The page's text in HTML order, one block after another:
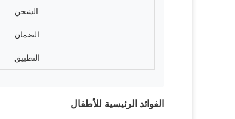
الشحن
الضمان
التطبيق
الفوائد الرئيسية للأطفال